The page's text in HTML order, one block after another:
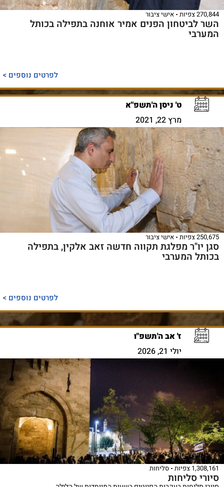
270,844 צפיות אישי ציבור
השר לביטחון הפנים אמיר אוחנה בתפילה בכותל
המערבי
לפרטים נוספים >
ט' ניסן ה'תשפ"א
מרץ 22, 2021
250,675 צפיות אישי ציבור
סגן יו"ר מפלגת תקווה חדשה זאב אלקין, בתפילה
בכותל המערבי
לפרטים נוספים >
ז' אב ה'תשפ"ו
יולי 21, 2026
1,308,161 צפיות סליחות
סיורי סליחות